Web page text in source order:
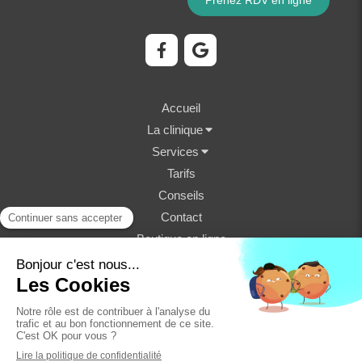
Accueil
La clinique
Services
Tarifs
Conseils
Contact
Boutique en ligne
©2023 Clinique Vétérinaire Fondère - Structure
Plan du site
Mentions légales